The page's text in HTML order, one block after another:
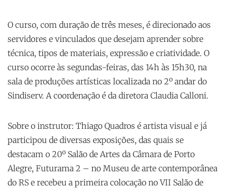
O curso, com duração de três meses, é direcionado aos
servidores e vinculados que desejam aprender sobre
técnica, tipos de materiais, expressão e criatividade. O
curso ocorre às segundas-feiras, das 14h às 15h30, na
sala de produções artísticas localizada no 2º andar do
Sindiserv. A coordenação é da diretora Claudia Calloni.
Sobre o instrutor: Thiago Quadros é artista visual e já
participou de diversas exposições, das quais se
destacam o 20º Salão de Artes da Câmara de Porto
Alegre, Futurama 2 – no Museu de arte contemporânea
do RS e recebeu a primeira colocação no VII Salão de